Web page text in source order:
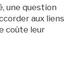
une question
aux liens
coûte leur